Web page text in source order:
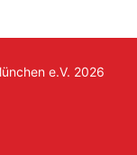
e.V. 2026